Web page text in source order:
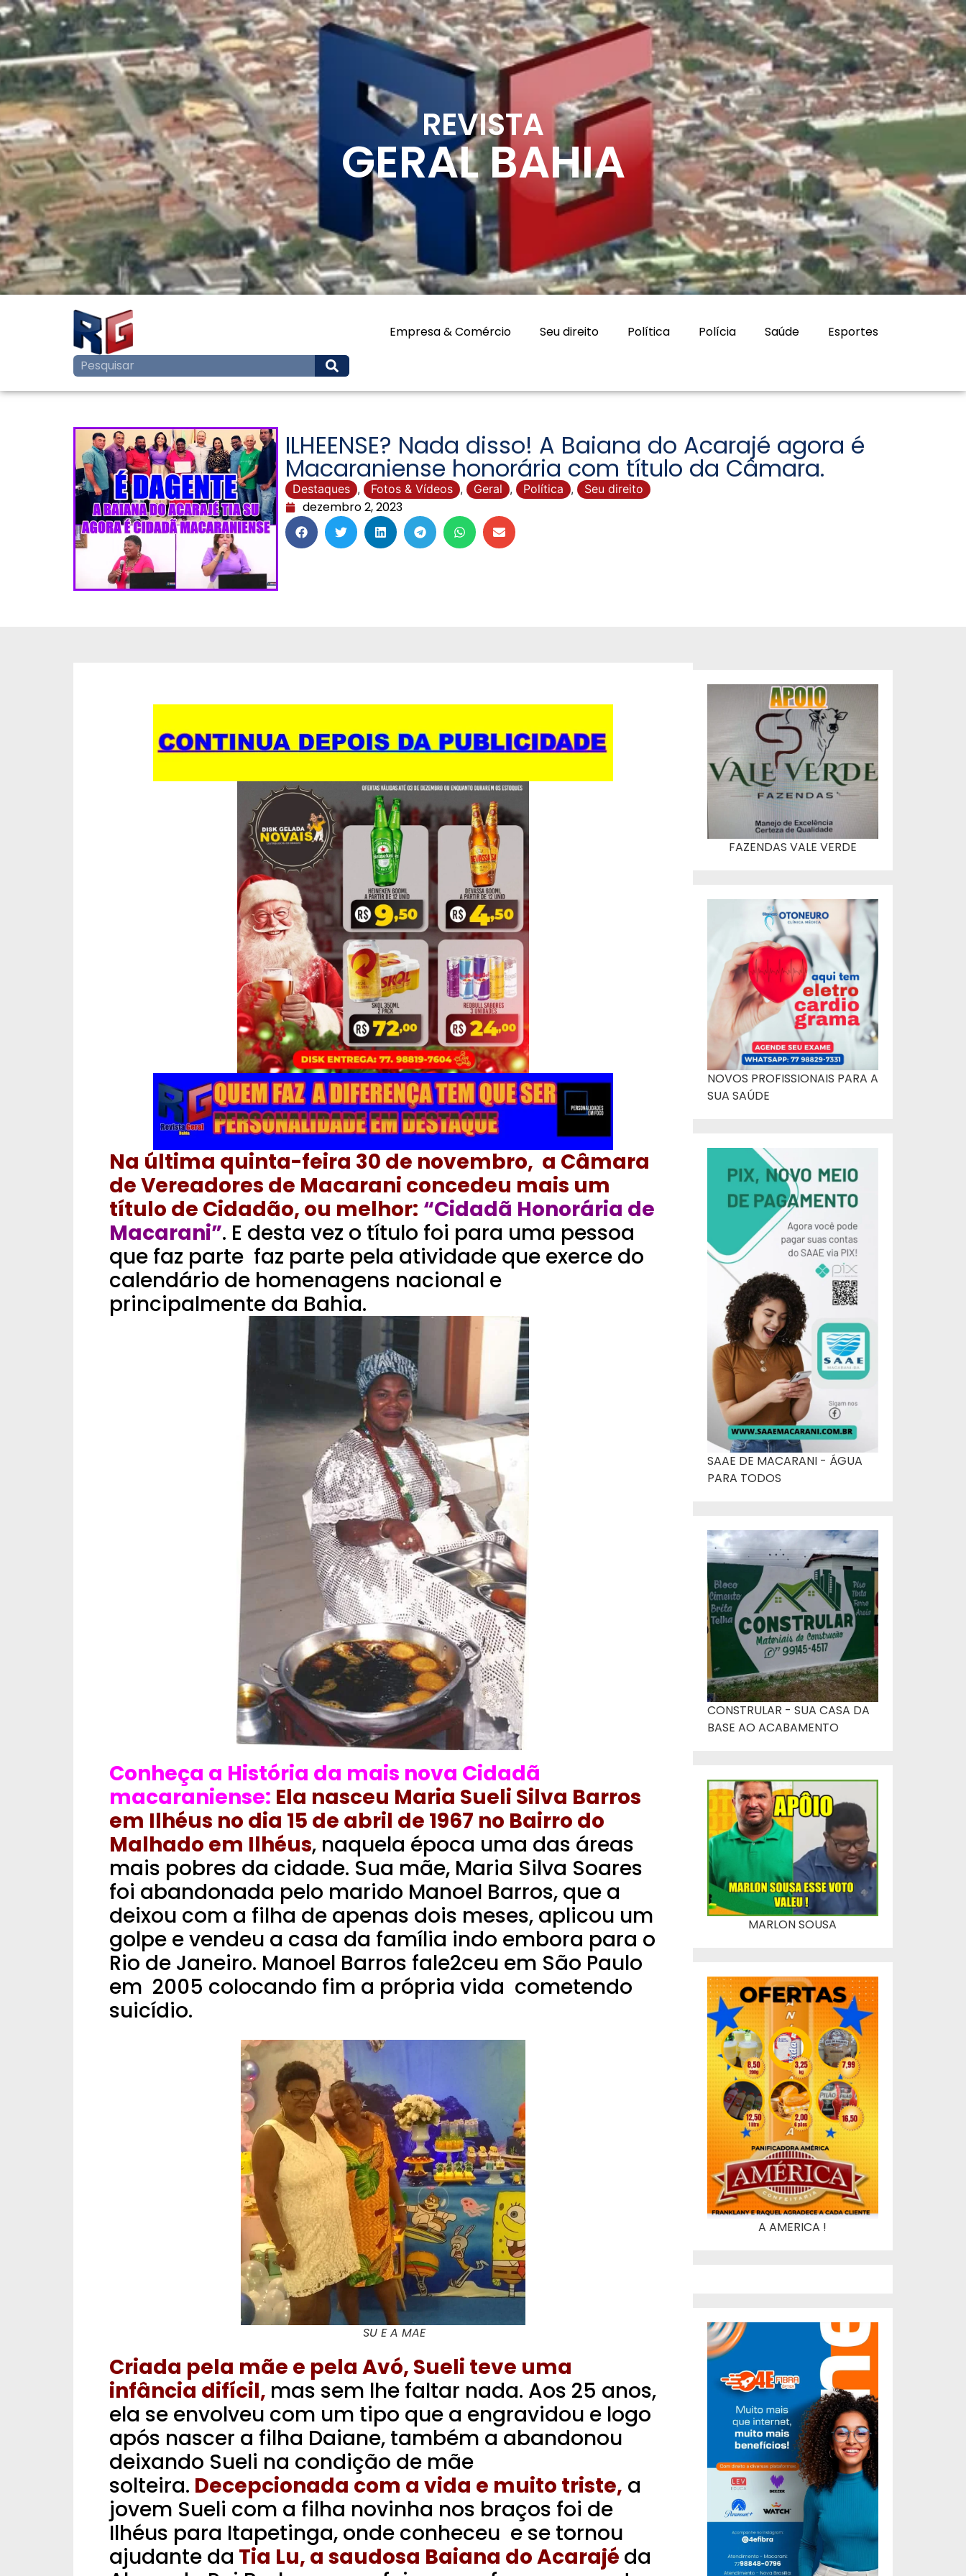
REVISTA
GERAL BAHIA
Empresa & Comércio Seu direito Política Polícia Saúde Esportes
ILHEENSE? Nada disso! A Baiana do Acarajé agora é
Macaraniense honorária com título da Câmara.
Destaques , Fotos & Vídeos , Geral , Política , Seu direito
dezembro 2, 2023
Na última quinta-feira 30 de novembro, a Câmara
de Vereadores de Macarani concedeu mais um
título de Cidadão, ou melhor: “Cidadã Honorária de
Macarani”. E desta vez o título foi para uma pessoa
que faz parte faz parte pela atividade que exerce do
calendário de homenagens nacional e
principalmente da Bahia.
Conheça a História da mais nova Cidadã
macaraniense: Ela nasceu Maria Sueli Silva Barros
em Ilhéus no dia 15 de abril de 1967 no Bairro do
Malhado em Ilhéus, naquela época uma das áreas
mais pobres da cidade. Sua mãe, Maria Silva Soares
foi abandonada pelo marido Manoel Barros, que a
deixou com a filha de apenas dois meses, aplicou um
golpe e vendeu a casa da família indo embora para o
Rio de Janeiro. Manoel Barros fale2ceu em São Paulo
em 2005 colocando fim a própria vida cometendo
suicídio.
SU E A MAE
Criada pela mãe e pela Avó, Sueli teve uma
infância difícil, mas sem lhe faltar nada. Aos 25 anos,
ela se envolveu com um tipo que a engravidou e logo
após nascer a filha Daiane, também a abandonou
deixando Sueli na condição de mãe
solteira. Decepcionada com a vida e muito triste, a
jovem Sueli com a filha novinha nos braços foi de
Ilhéus para Itapetinga, onde conheceu e se tornou
ajudante da Tia Lu, a saudosa Baiana do Acarajé da
FAZENDAS VALE VERDE
NOVOS PROFISSIONAIS PARA A
SUA SAÚDE
SAAE DE MACARANI - ÁGUA
PARA TODOS
CONSTRULAR - SUA CASA DA
BASE AO ACABAMENTO
MARLON SOUSA
A AMERICA !